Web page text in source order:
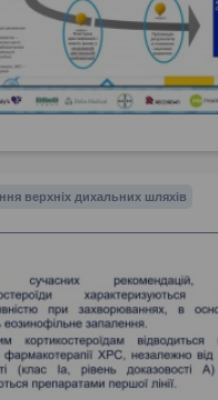
верхніх дихальних шляхів